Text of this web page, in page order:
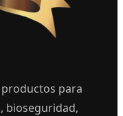
para
bioseguridad,